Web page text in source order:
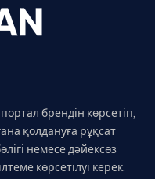
брендін көрсетіп,
қолдануға рұқсат
немесе дәйексөз
көрсетілуі керек.